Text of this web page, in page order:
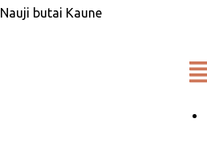
Nauji butai Kaune